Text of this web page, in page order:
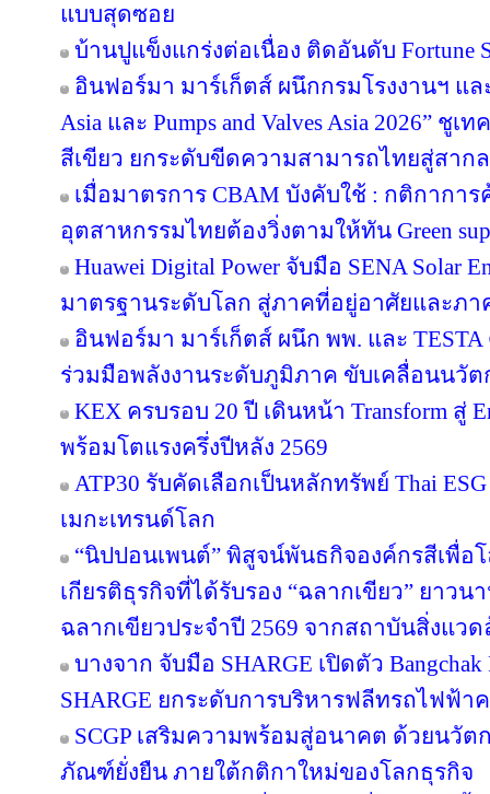
แบบสุดซอย
บ้านปูแข็งแกร่งต่อเนื่อง ติดอันดับ Fortune
อินฟอร์มา มาร์เก็ตส์ ผนึกกรมโรงงานฯ แ
Asia และ Pumps and Valves Asia 2026”
สีเขียว ยกระดับขีดความสามารถไทยสู่สากล
เมื่อมาตรการ CBAM บังคับใช้ : กติกากา
อุตสาหกรรมไทยต้องวิ่งตามให้ทัน Green
Huawei Digital Power จับมือ SENA Solar
มาตรฐานระดับโลก สู่ภาคที่อยู่อาศัยและภา
อินฟอร์มา มาร์เก็ตส์ ผนึก พพ. และ TESTA
ร่วมมือพลังงานระดับภูมิภาค ขับเคลื่อนนวัต
KEX ครบรอบ 20 ปี เดินหน้า Transform สู่
พร้อมโตแรงครึ่งปีหลัง 2569
ATP30 รับคัดเลือกเป็นหลักทรัพย์ Thai ESG
เมกะเทรนด์โลก
“นิปปอนเพนต์” พิสูจน์พันธกิจองค์กรสีเพื่อ
เกียรติธุรกิจที่ได้รับรอง “ฉลากเขียว” ยาวน
ฉลากเขียวประจำปี 2569 จากสถาบันสิ่งแว
บางจาก จับมือ SHARGE เปิดตัว Bangchak
SHARGE ยกระดับการบริหารฟลีทรถไฟฟ้า
SCGP เสริมความพร้อมสู่อนาคต ด้วยนวั
ภัณฑ์ยั่งยืน ภายใต้กติกาใหม่ของโลกธุรกิจ